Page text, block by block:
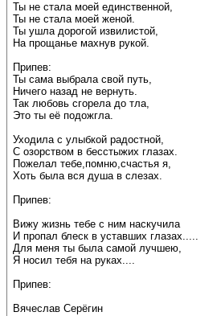
Ты не стала моей единственной,
Ты не стала моей женой.
Ты ушла дорогой извилистой,
На прощанье махнув рукой.
Припев:
Ты сама выбрала свой путь,
Ничего назад не вернуть.
Так любовь сгорела до тла,
Это ты её подожгла.
Уходила с улыбкой радостной,
С озорством в бесстыжих глазах.
Пожелал тебе,помню,счастья я,
Хоть была вся душа в слезах.
Припев:
Вижу жизнь тебе с ним наскучила
И пропал блеск в уставших глазах.....
Для меня ты была самой лучшею,
Я носил тебя на руках....
Припев:
Вячеслав Серёгин